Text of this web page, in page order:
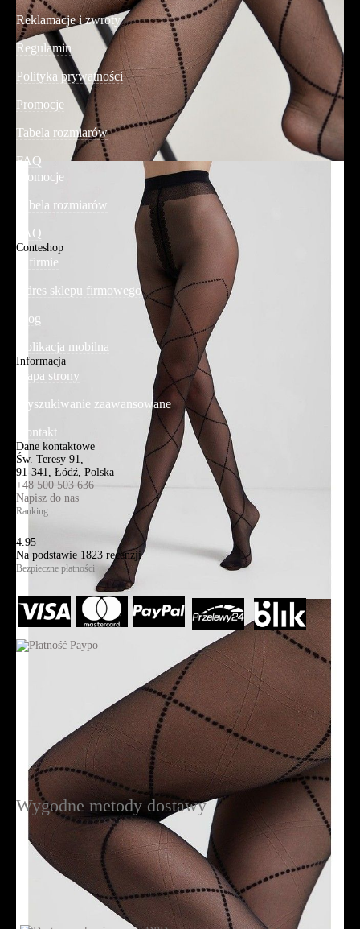
Reklamacje i zwroty
Regulamin
Polityka prywatności
Promocje
Tabela rozmiarów
FAQ
Promocje
Tabela rozmiarów
FAQ
Conteshop
O firmie
Adres sklepu firmowego
Blog
Aplikacja mobilna
Informacja
Mapa strony
Wyszukiwanie zaawansowane
Kontakt
Dane kontaktowe
Św. Teresy 91,
91-341, Łódź, Polska
+48 500 503 636
Napisz do nas
Ranking
4.95
Na podstawie 1823 recenzji
Bezpieczne płatności
Wygodne metody dostawy